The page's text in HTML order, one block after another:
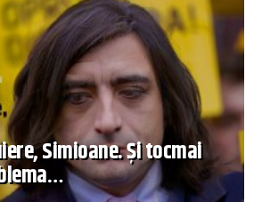
Simioane. Și tocmai